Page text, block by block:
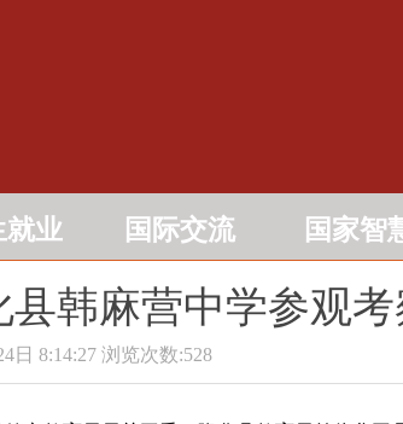
就业 国际交流 国家智
韩麻营中学参观考
日 8:14:27 浏览次数:528